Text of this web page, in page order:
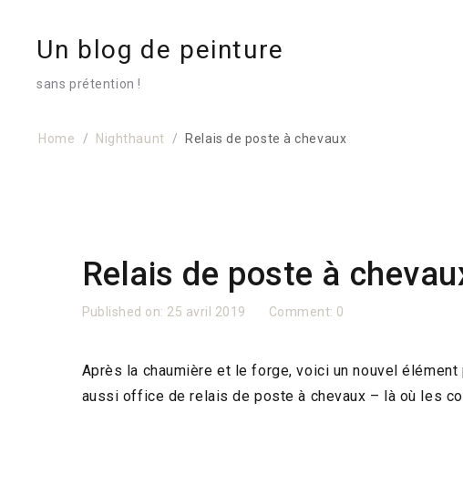
Un blog de peinture
sans prétention !
Home Nighthaunt Relais de poste à chevaux
Relais de poste à
Published on: 25 avril 2019 Comment: 0
Après la chaumière et le forge, voici un nouvel
aussi office de relais de poste à chevaux – là où les